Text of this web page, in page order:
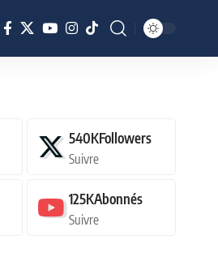
540KFollowers
Suivre
125KAbonnés
Suivre